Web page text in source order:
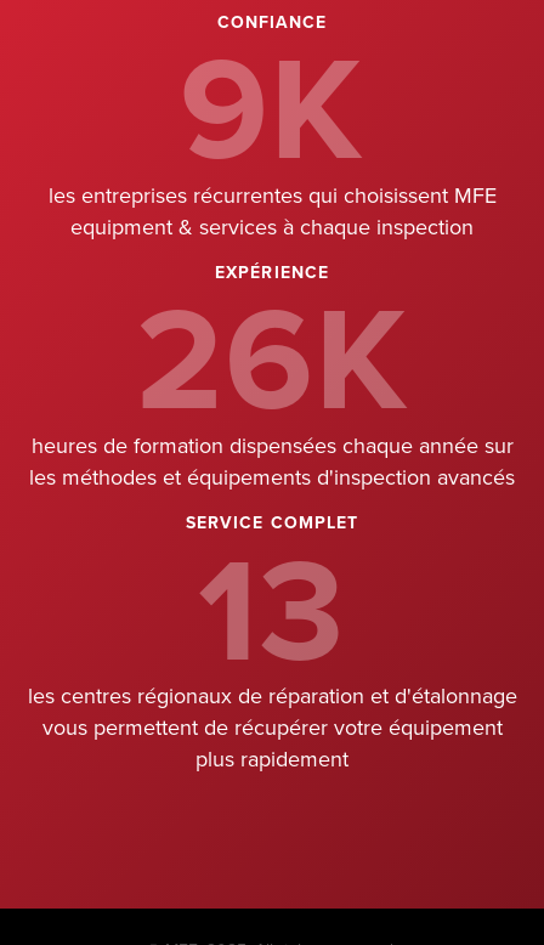
CONFIANCE
9K
les entreprises récurrentes qui choisissent MFE
equipment & services à chaque inspection
EXPÉRIENCE
26K
heures de formation dispensées chaque année sur
les méthodes et équipements d'inspection avancés
SERVICE COMPLET
13
les centres régionaux de réparation et d'étalonnage
vous permettent de récupérer votre équipement
plus rapidement